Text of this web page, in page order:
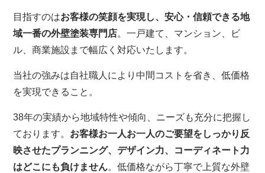
目指すのはお客様の笑顔を実現し、安心・信頼できる地
域一番の外壁塗装専門店。一戸建て、マンション、ビ
ル、商業施設まで幅広く対応いたします。
当社の強みは自社職人により中間コストを省き、低価格
を実現できること。
38年の実績から地域特性や傾向、ニーズも充分に把握し
ております。 お客様お一人お一人のご要望をしっかり反
映させたプランニング、デザイン力、コーディネート力
はどこにも負けません。低価格ながら丁寧で上質な外壁